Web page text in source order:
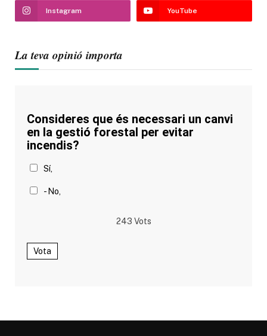
Instagram YouTube
La teva opinió importa
Consideres que és necessari un canvi
en la gestió forestal per evitar
incendis?
Sí,
- No,
243 Vots
Vota